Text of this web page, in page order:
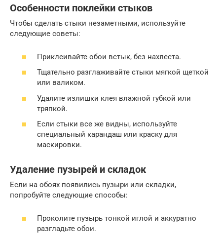
Особенности поклейки стыков
Чтобы сделать стыки незаметными, используйте
следующие советы:
Приклеивайте обои встык, без нахлеста.
Тщательно разглаживайте стыки мягкой щеткой
или валиком.
Удалите излишки клея влажной губкой или
тряпкой.
Если стыки все же видны, используйте
специальный карандаш или краску для
маскировки.
Удаление пузырей и складок
Если на обоях появились пузыри или складки,
попробуйте следующие способы:
Проколите пузырь тонкой иглой и аккуратно
разгладьте обои.